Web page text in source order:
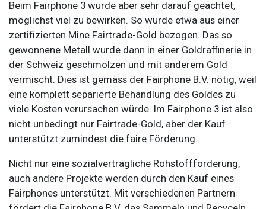
Beim Fairphone 3 wurde aber sehr darauf geachtet,
möglichst viel zu bewirken. So wurde etwa aus einer
zertifizierten Mine Fairtrade-Gold bezogen. Das so
gewonnene Metall wurde dann in einer Goldraffinerie in
der Schweiz geschmolzen und mit anderem Gold
vermischt. Dies ist gemäss der Fairphone B.V. nötig, weil
eine komplett separierte Behandlung des Goldes zu
viele Kosten verursachen würde. Im Fairphone 3 ist also
nicht unbedingt nur Fairtrade-Gold, aber der Kauf
unterstützt zumindest die faire Förderung.
Nicht nur eine sozialverträgliche Rohstoffförderung,
auch andere Projekte werden durch den Kauf eines
Fairphones unterstützt. Mit verschiedenen Partnern